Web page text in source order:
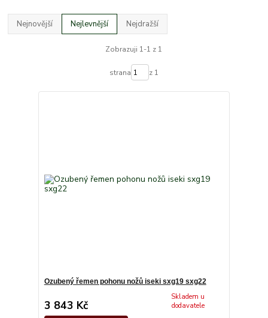
Nejnovější Nejlevnější Nejdražší
Zobrazuji 1-1 z 1
strana z 1
Ozubený řemen pohonu nožů iseki sxg19 sxg22
3 843 Kč
Skladem u
dodavatele